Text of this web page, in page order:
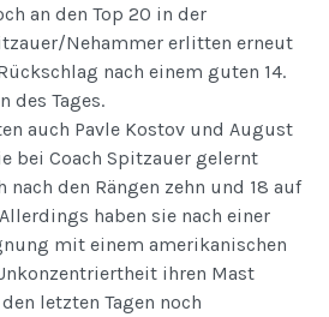
an den Top 20 in der
Nehammer erlitten erneut
nach einem guten 14.
des Tages.
auch Pavle Kostov und August
bei Coach Spitzauer gelernt
nach den Rängen zehn und 18 auf
haben sie nach einer
mit einem amerikanischen
ihren Mast
letzten Tagen noch